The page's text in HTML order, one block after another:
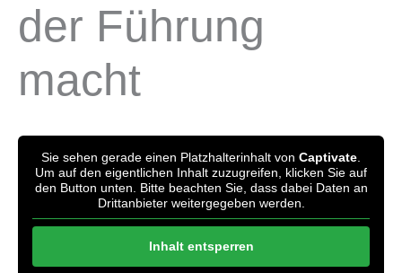
der Führung
macht
Sie sehen gerade einen Platzhalterinhalt von Captivate
Um auf den eigentlichen Inhalt zuzugreifen, klicken Sie auf
den Button unten. Bitte beachten Sie, dass dabei Daten an
Drittanbieter weitergegeben werden.
Inhalt entsperren